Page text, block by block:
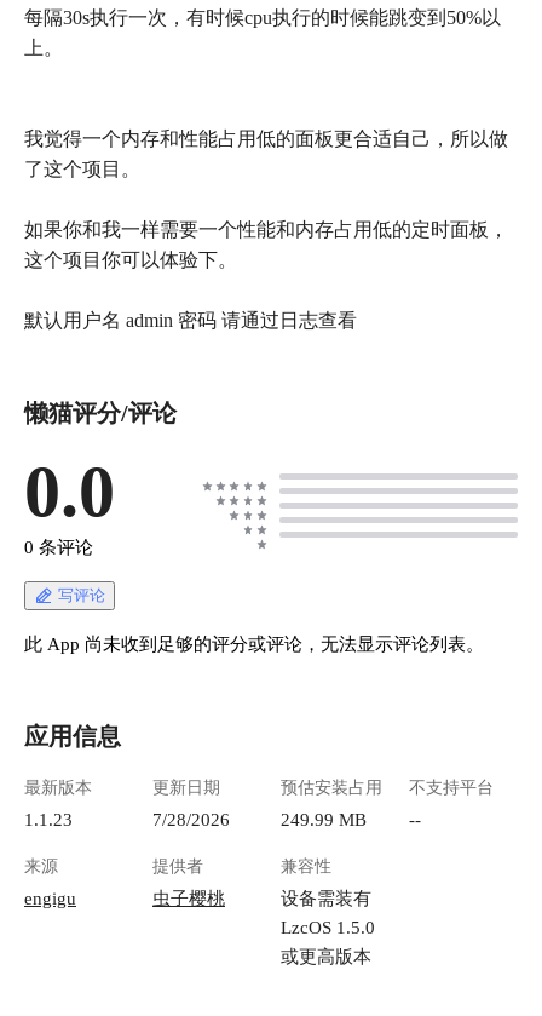
每隔30s执行一次，有时候cpu执行的时候能跳变到50%以
上。
我觉得一个内存和性能占用低的面板更合适自己，所以做
了这个项目。
如果你和我一样需要一个性能和内存占用低的定时面板，
这个项目你可以体验下。
默认用户名 admin 密码 请通过日志查看
懒猫评分/评论
0.0
0 条评论
写评论
此 App 尚未收到足够的评分或评论，无法显示评论列表。
应用信息
最新版本
1.1.23
更新日期
7/28/2026
预估安装占用
249.99 MB
不支持平台
--
来源
engigu
提供者
虫子樱桃
兼容性
设备需装有
LzcOS 1.5.0
或更高版本